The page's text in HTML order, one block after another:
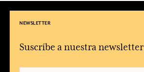
NEWSLETTER
Suscríbe a nuestra newsletter